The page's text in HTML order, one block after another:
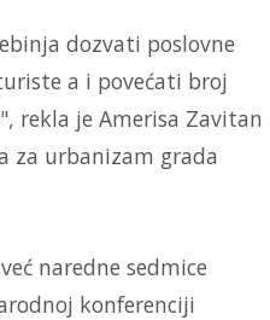
dozvati poslovne
a i povećati broj
rekla je Amerisa Zavitan
za urbanizam grada
naredne sedmice
konferenciji